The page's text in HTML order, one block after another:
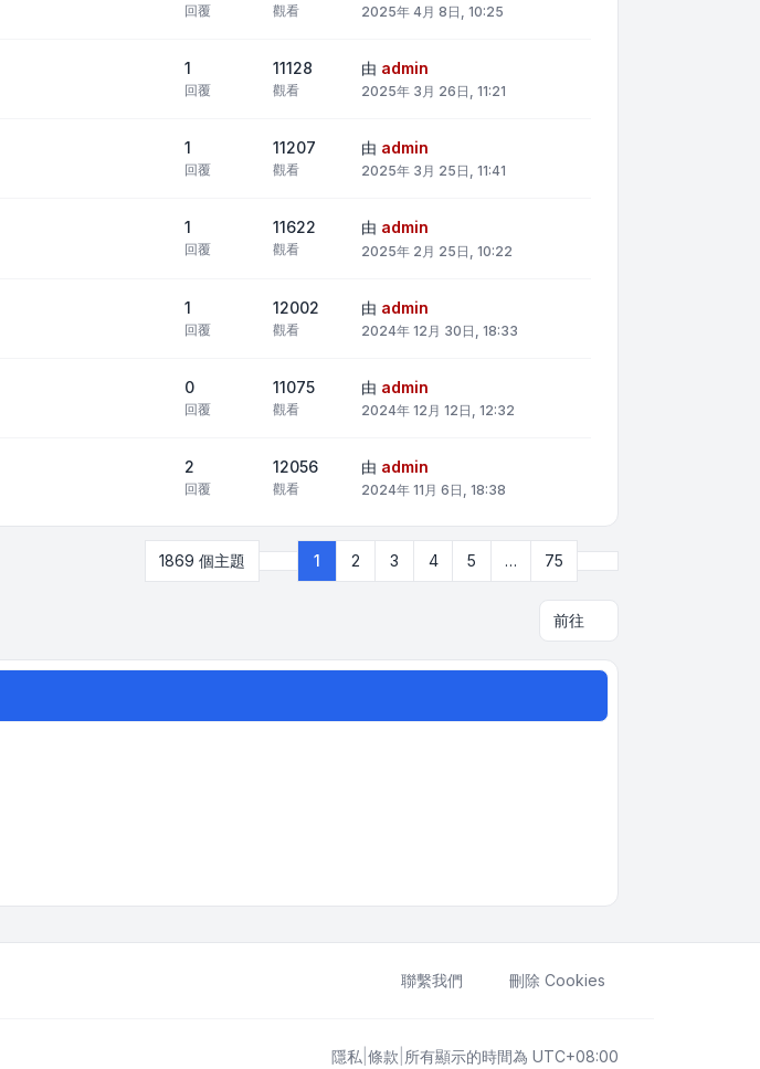
回覆 觀看 2025年 4月 8日, 10:25
1
回覆
11128
觀看
由 admin
2025年 3月 26日, 11:21
1
回覆
11207
觀看
由 admin
2025年 3月 25日, 11:41
1
回覆
11622
觀看
由 admin
2025年 2月 25日, 10:22
1
回覆
12002
觀看
由 admin
2024年 12月 30日, 18:33
0
回覆
11075
觀看
由 admin
2024年 12月 12日, 12:32
2
回覆
12056
觀看
由 admin
2024年 11月 6日, 18:38
1869 個主題 第1 頁 (共 75 頁)
1 2 3 4 5 … 75
前往
聯繫我們 刪除 Cookies
隱私 條款 所有顯示的時間為 UTC+08:00